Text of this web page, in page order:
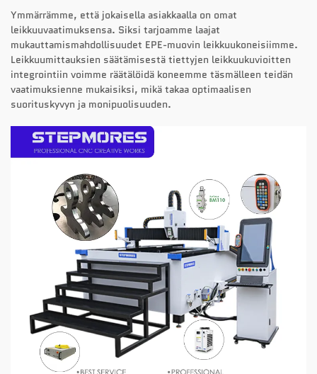
Ymmärrämme, että jokaisella asiakkaalla on omat
leikkuuvaatimuksensa. Siksi tarjoamme laajat
mukauttamismahdollisuudet EPE-muovin leikkuukoneisiimme.
Leikkuumittauksien säätämisestä tiettyjen leikkuukuvioitten
integrointiin voimme räätälöidä koneemme täsmälleen teidän
vaatimuksienne mukaisiksi, mikä takaa optimaalisen
suorituskyvyn ja monipuolisuuden.